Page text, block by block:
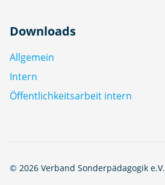
Downloads
Allgemein
Intern
Öffentlichkeitsarbeit intern
© 2026 Verband Sonderpädagogik e.V.